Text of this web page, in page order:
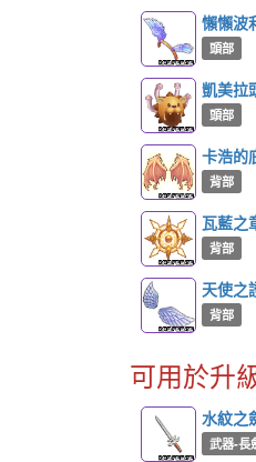
懶懶波
頭部
凱美拉
頭部
卡浩的
背部
瓦藍之
背部
天使之
背部
可用於升
水紋之
武器-長